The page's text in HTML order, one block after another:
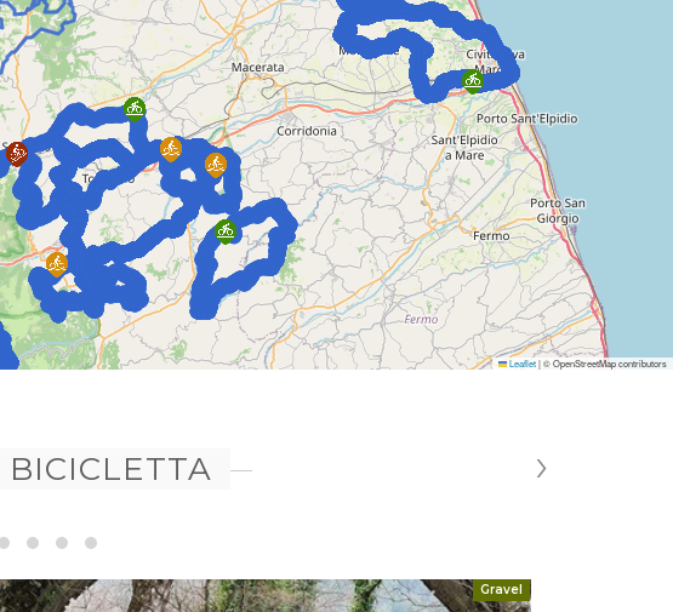
Leaflet|© OpenStreetMap contributors
BICICLETTA
Gravel
›